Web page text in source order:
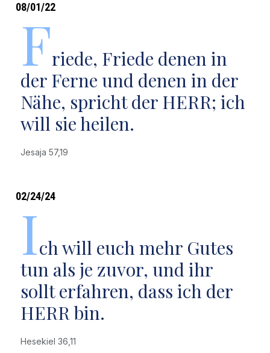
08/01/22
Friede, Friede denen in
der Ferne und denen in der
Nähe, spricht der HERR; ich
will sie heilen.
Jesaja 57,19
02/24/24
Ich will euch mehr Gutes
tun als je zuvor, und ihr
sollt erfahren, dass ich der
HERR bin.
Hesekiel 36,11